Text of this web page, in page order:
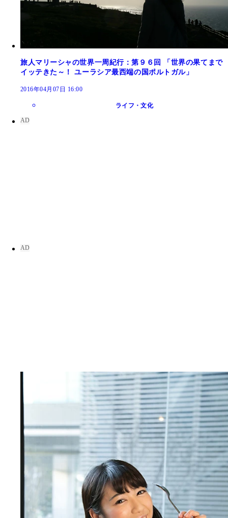
旅人マリーシャの世界一周紀行：第９６回 「世界の果てまで
イッテきた～！ ユーラシア最西端の国ポルトガル」
2016年04月07日 16:00
ライフ・文化